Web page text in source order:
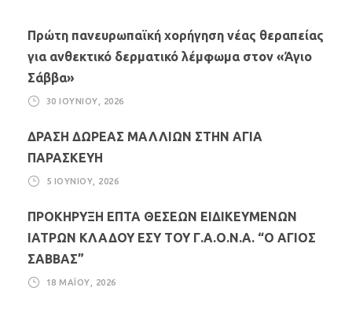
Πρώτη πανευρωπαϊκή χορήγηση νέας θεραπείας
για ανθεκτικό δερματικό λέμφωμα στον «Άγιο
Σάββα»
30 ΙΟΥΝΊΟΥ, 2026
ΔΡΑΣΗ ΔΩΡΕΑΣ ΜΑΛΛΙΩΝ ΣΤΗΝ ΑΓΙΑ
ΠΑΡΑΣΚΕΥΗ
5 ΙΟΥΝΊΟΥ, 2026
ΠΡΟΚΗΡΥΞΗ ΕΠΤΑ ΘΕΣΕΩΝ ΕΙΔΙΚΕΥΜΕΝΩΝ
ΙΑΤΡΩΝ ΚΛΑΔΟΥ ΕΣΥ ΤΟΥ Γ.Α.Ο.Ν.Α. “Ο ΑΓΙΟΣ
ΣΑΒΒΑΣ”
18 ΜΑΪ́ΟΥ, 2026